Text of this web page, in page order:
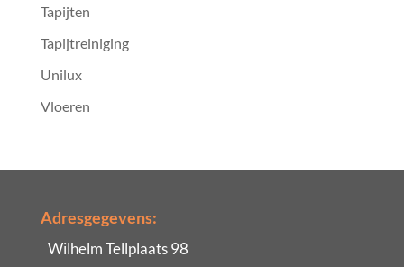
Tapijten
Tapijtreiniging
Unilux
Vloeren
Adresgegevens:
Wilhelm Tellplaats 98